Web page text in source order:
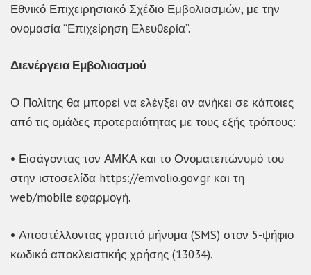
Εθνικό Επιχειρησιακό Σχέδιο Εμβολιασμών, με την
ονομασία “Επιχείρηση Ελευθερία”.
Διενέργεια Εμβολιασμού
Ο Πολίτης θα μπορεί να ελέγξει αν ανήκει σε κάποιες
από τις ομάδες προτεραιότητας με τους εξής τρόπους:
• Εισάγοντας τον ΑΜΚΑ και το Ονοματεπώνυμό του
στην ιστοσελίδα https://emvolio.gov.gr και τη
web/mobile εφαρμογή.
• Αποστέλλοντας γραπτό μήνυμα (SMS) στον 5-ψήφιο
κωδικό αποκλειστικής χρήσης (13034).